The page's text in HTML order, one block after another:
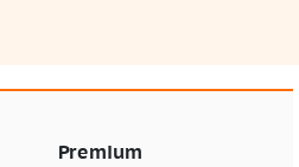
Premium